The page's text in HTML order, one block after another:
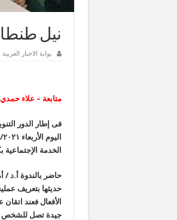
نيل طنطا
بوابة الاخبار العربية
متابعة – علاء حمدي
فى إطار الدور
الخدمة الإجتماعية
حاضر بالندوة أ.د /
حديثها بتعريف
الأفعال فعند
جيدة تصل للشخص